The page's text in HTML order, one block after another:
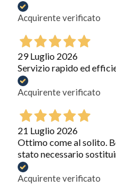
Acquirente verificato
29 Luglio 2026
Servizio rapido ed
Acquirente verificato
21 Luglio 2026
Ottimo come al solito.
stato necessario
Acquirente verificato